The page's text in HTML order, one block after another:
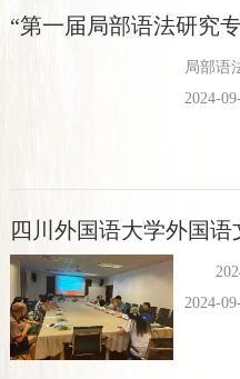
“第一届局部语法研究
2024-
2024-